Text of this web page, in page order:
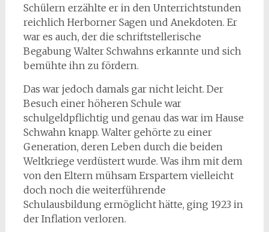
Schülern erzählte er in den Unterrichtstunden
reichlich Herborner Sagen und Anekdoten. Er
war es auch, der die schriftstellerische
Begabung Walter Schwahns erkannte und sich
bemühte ihn zu fördern.
Das war jedoch damals gar nicht leicht. Der
Besuch einer höheren Schule war
schulgeldpflichtig und genau das war im Hause
Schwahn knapp. Walter gehörte zu einer
Generation, deren Leben durch die beiden
Weltkriege verdüstert wurde. Was ihm mit dem
von den Eltern mühsam Erspartem vielleicht
doch noch die weiterführende
Schulausbildung ermöglicht hätte, ging 1923 in
der Inflation verloren.